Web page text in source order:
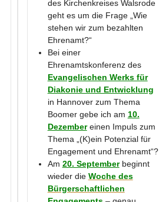
des Kirchenkreises Walsrode
geht es um die Frage „Wie
stehen wir zum bezahlten
Ehrenamt?“
Bei einer
Ehrenamtskonferenz des
Evangelischen Werks für
Diakonie und Entwicklung
in Hannover zum Thema
Boomer gebe ich am 10.
Dezembereinen Impuls zum
Thema „(K)ein Potenzial für
Engagement und Ehrenamt“?
Am 20. September beginnt
wieder die Woche des
Bürgerschaftlichen